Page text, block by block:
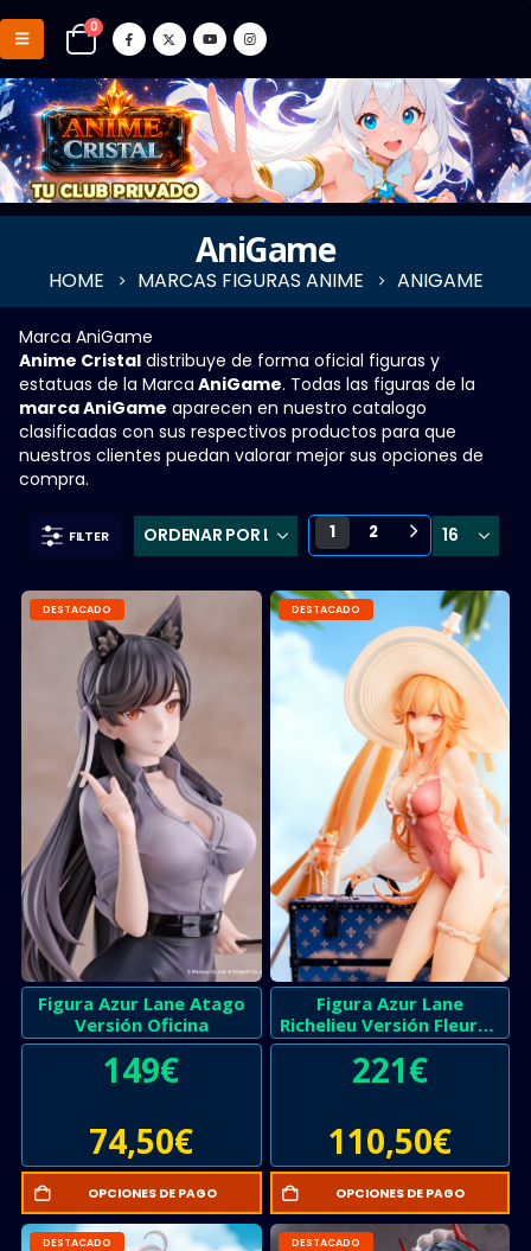
0
AniGame
HOME MARCAS FIGURAS ANIME ANIGAME
Marca AniGame
Anime Cristal distribuye de forma oficial figuras y
estatuas de la Marca AniGame. Todas las figuras de la
marca AniGame aparecen en nuestro catalogo
clasificadas con sus respectivos productos para que
nuestros clientes puedan valorar mejor sus opciones de
compra.
FILTER 1 2
DESTACADO
Figura Azur Lane Atago
Versión Oficina
149€
74,50€
OPCIONES DE PAGO
DESTACADO
Figura Azur Lane
Richelieu Versión Fleuron
of the Waves
221€
110,50€
OPCIONES DE PAGO
DESTACADO DESTACADO